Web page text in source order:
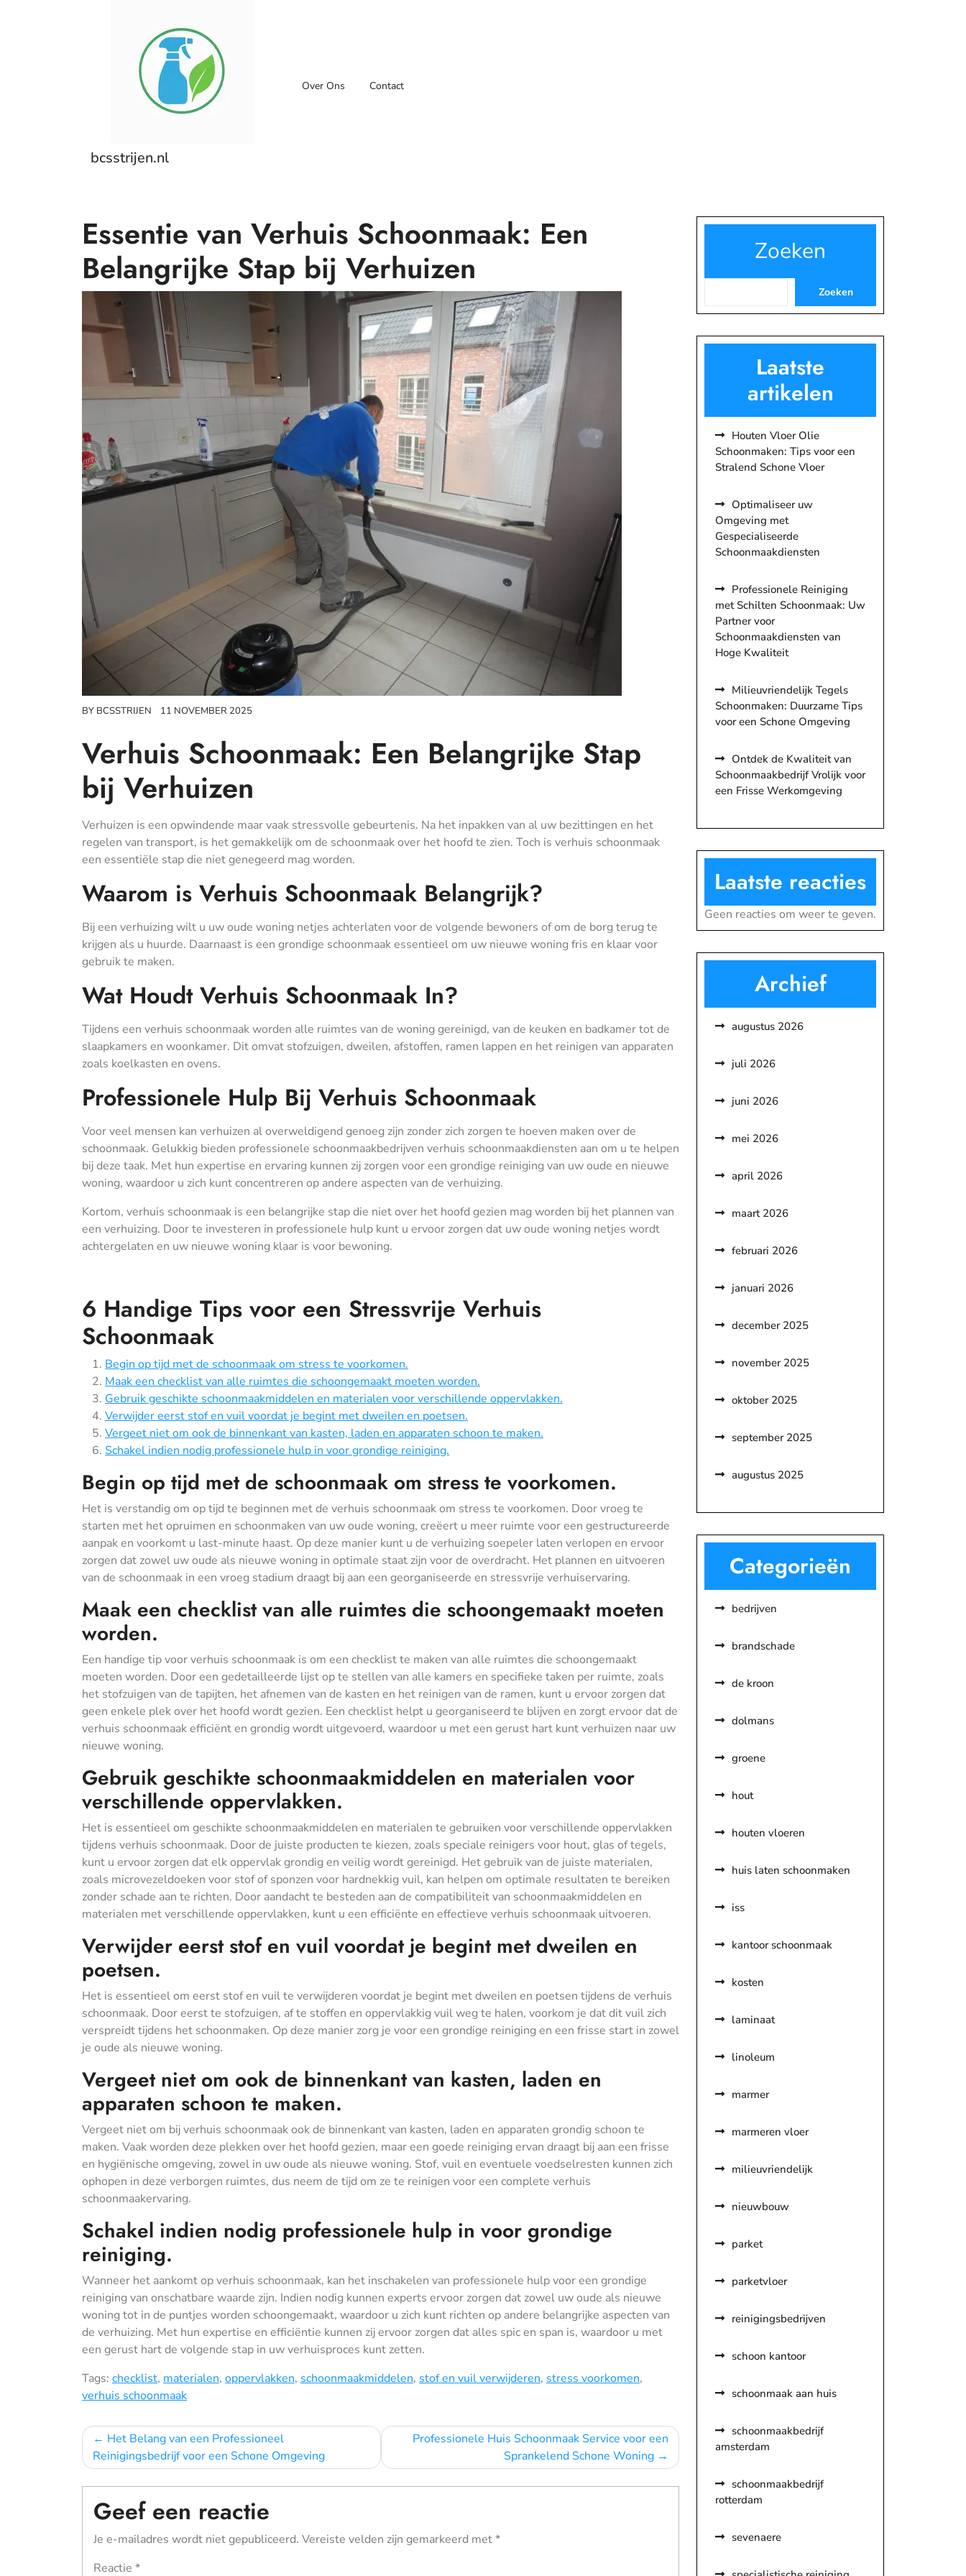
bcsstrijen.nl
Over Ons Contact
Essentie van Verhuis Schoonmaak: Een
Belangrijke Stap bij Verhuizen
BY BCSSTRIJEN 11 NOVEMBER 2025
Verhuis Schoonmaak: Een Belangrijke Stap
bij Verhuizen
Verhuizen is een opwindende maar vaak stressvolle gebeurtenis. Na het inpakken van al uw bezittingen en het
regelen van transport, is het gemakkelijk om de schoonmaak over het hoofd te zien. Toch is verhuis schoonmaak
een essentiële stap die niet genegeerd mag worden.
Waarom is Verhuis Schoonmaak Belangrijk?
Bij een verhuizing wilt u uw oude woning netjes achterlaten voor de volgende bewoners of om de borg terug te
krijgen als u huurde. Daarnaast is een grondige schoonmaak essentieel om uw nieuwe woning fris en klaar voor
gebruik te maken.
Wat Houdt Verhuis Schoonmaak In?
Tijdens een verhuis schoonmaak worden alle ruimtes van de woning gereinigd, van de keuken en badkamer tot de
slaapkamers en woonkamer. Dit omvat stofzuigen, dweilen, afstoffen, ramen lappen en het reinigen van apparaten
zoals koelkasten en ovens.
Professionele Hulp Bij Verhuis Schoonmaak
Voor veel mensen kan verhuizen al overweldigend genoeg zijn zonder zich zorgen te hoeven maken over de
schoonmaak. Gelukkig bieden professionele schoonmaakbedrijven verhuis schoonmaakdiensten aan om u te helpen
bij deze taak. Met hun expertise en ervaring kunnen zij zorgen voor een grondige reiniging van uw oude en nieuwe
woning, waardoor u zich kunt concentreren op andere aspecten van de verhuizing.
Kortom, verhuis schoonmaak is een belangrijke stap die niet over het hoofd gezien mag worden bij het plannen van
een verhuizing. Door te investeren in professionele hulp kunt u ervoor zorgen dat uw oude woning netjes wordt
achtergelaten en uw nieuwe woning klaar is voor bewoning.
6 Handige Tips voor een Stressvrije Verhuis
Schoonmaak
Begin op tijd met de schoonmaak om stress te voorkomen.
Maak een checklist van alle ruimtes die schoongemaakt moeten worden.
Gebruik geschikte schoonmaakmiddelen en materialen voor verschillende oppervlakken.
Verwijder eerst stof en vuil voordat je begint met dweilen en poetsen.
Vergeet niet om ook de binnenkant van kasten, laden en apparaten schoon te maken.
Schakel indien nodig professionele hulp in voor grondige reiniging.
Begin op tijd met de schoonmaak om stress te voorkomen.
Het is verstandig om op tijd te beginnen met de verhuis schoonmaak om stress te voorkomen. Door vroeg te
starten met het opruimen en schoonmaken van uw oude woning, creëert u meer ruimte voor een gestructureerde
aanpak en voorkomt u last-minute haast. Op deze manier kunt u de verhuizing soepeler laten verlopen en ervoor
zorgen dat zowel uw oude als nieuwe woning in optimale staat zijn voor de overdracht. Het plannen en uitvoeren
van de schoonmaak in een vroeg stadium draagt bij aan een georganiseerde en stressvrije verhuiservaring.
Maak een checklist van alle ruimtes die schoongemaakt moeten
worden.
Een handige tip voor verhuis schoonmaak is om een checklist te maken van alle ruimtes die schoongemaakt
moeten worden. Door een gedetailleerde lijst op te stellen van alle kamers en specifieke taken per ruimte, zoals
het stofzuigen van de tapijten, het afnemen van de kasten en het reinigen van de ramen, kunt u ervoor zorgen dat
geen enkele plek over het hoofd wordt gezien. Een checklist helpt u georganiseerd te blijven en zorgt ervoor dat de
verhuis schoonmaak efficiënt en grondig wordt uitgevoerd, waardoor u met een gerust hart kunt verhuizen naar uw
nieuwe woning.
Gebruik geschikte schoonmaakmiddelen en materialen voor
verschillende oppervlakken.
Het is essentieel om geschikte schoonmaakmiddelen en materialen te gebruiken voor verschillende oppervlakken
tijdens verhuis schoonmaak. Door de juiste producten te kiezen, zoals speciale reinigers voor hout, glas of tegels,
kunt u ervoor zorgen dat elk oppervlak grondig en veilig wordt gereinigd. Het gebruik van de juiste materialen,
zoals microvezeldoeken voor stof of sponzen voor hardnekkig vuil, kan helpen om optimale resultaten te bereiken
zonder schade aan te richten. Door aandacht te besteden aan de compatibiliteit van schoonmaakmiddelen en
materialen met verschillende oppervlakken, kunt u een efficiënte en effectieve verhuis schoonmaak uitvoeren.
Verwijder eerst stof en vuil voordat je begint met dweilen en
poetsen.
Het is essentieel om eerst stof en vuil te verwijderen voordat je begint met dweilen en poetsen tijdens de verhuis
schoonmaak. Door eerst te stofzuigen, af te stoffen en oppervlakkig vuil weg te halen, voorkom je dat dit vuil zich
verspreidt tijdens het schoonmaken. Op deze manier zorg je voor een grondige reiniging en een frisse start in zowel
je oude als nieuwe woning.
Vergeet niet om ook de binnenkant van kasten, laden en
apparaten schoon te maken.
Vergeet niet om bij verhuis schoonmaak ook de binnenkant van kasten, laden en apparaten grondig schoon te
maken. Vaak worden deze plekken over het hoofd gezien, maar een goede reiniging ervan draagt bij aan een frisse
en hygiënische omgeving, zowel in uw oude als nieuwe woning. Stof, vuil en eventuele voedselresten kunnen zich
ophopen in deze verborgen ruimtes, dus neem de tijd om ze te reinigen voor een complete verhuis
schoonmaakervaring.
Schakel indien nodig professionele hulp in voor grondige
reiniging.
Wanneer het aankomt op verhuis schoonmaak, kan het inschakelen van professionele hulp voor een grondige
reiniging van onschatbare waarde zijn. Indien nodig kunnen experts ervoor zorgen dat zowel uw oude als nieuwe
woning tot in de puntjes worden schoongemaakt, waardoor u zich kunt richten op andere belangrijke aspecten van
de verhuizing. Met hun expertise en efficiëntie kunnen zij ervoor zorgen dat alles spic en span is, waardoor u met
een gerust hart de volgende stap in uw verhuisproces kunt zetten.
Tags: checklist, materialen, oppervlakken, schoonmaakmiddelen, stof en vuil verwijderen, stress voorkomen,
verhuis schoonmaak
Bericht
navigatie
Het Belang van een Professioneel
Reinigingsbedrijf voor een Schone Omgeving
Professionele Huis Schoonmaak Service voor een
Sprankelend Schone Woning
Geef een reactie
Je e-mailadres wordt niet gepubliceerd. Vereiste velden zijn gemarkeerd met*
Reactie *
Zoeken
Zoeken
Laatste
artikelen
Houten Vloer Olie
Schoonmaken: Tips voor een
Stralend Schone Vloer
Optimaliseer uw
Omgeving met
Gespecialiseerde
Schoonmaakdiensten
Professionele Reiniging
met Schilten Schoonmaak: Uw
Partner voor
Schoonmaakdiensten van
Hoge Kwaliteit
Milieuvriendelijk Tegels
Schoonmaken: Duurzame Tips
voor een Schone Omgeving
Ontdek de Kwaliteit van
Schoonmaakbedrijf Vrolijk voor
een Frisse Werkomgeving
Laatste reacties
Geen reacties om weer te geven.
Archief
augustus 2026
juli 2026
juni 2026
mei 2026
april 2026
maart 2026
februari 2026
januari 2026
december 2025
november 2025
oktober 2025
september 2025
augustus 2025
Categorieën
bedrijven
brandschade
de kroon
dolmans
groene
hout
houten vloeren
huis laten schoonmaken
iss
kantoor schoonmaak
kosten
laminaat
linoleum
marmer
marmeren vloer
milieuvriendelijk
nieuwbouw
parket
parketvloer
reinigingsbedrijven
schoon kantoor
schoonmaak aan huis
schoonmaakbedrijf
amsterdam
schoonmaakbedrijf
rotterdam
sevenaere